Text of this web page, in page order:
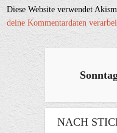
Diese Website verwendet
deine Kommentardaten
NACH